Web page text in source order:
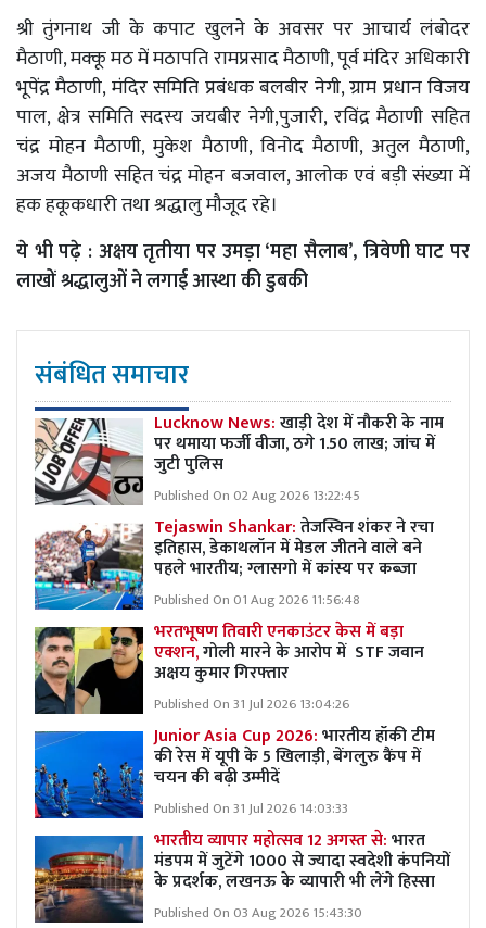
श्री तुंगनाथ जी के कपाट खुलने के अवसर पर आचार्य लंबोदर
मैठाणी, मक्कू मठ में मठापति रामप्रसाद मैठाणी, पूर्व मंदिर अधिकारी
भूपेंद्र मैठाणी, मंदिर समिति प्रबंधक बलबीर नेगी, ग्राम प्रधान विजय
पाल, क्षेत्र समिति सदस्य जयबीर नेगी,पुजारी, रविंद्र मैठाणी सहित
चंद्र मोहन मैठाणी, मुकेश मैठाणी, विनोद मैठाणी, अतुल मैठाणी,
अजय मैठाणी सहित चंद्र मोहन बजवाल, आलोक एवं बड़ी संख्या में
हक हकूकधारी तथा श्रद्धालु मौजूद रहे।
ये भी पढ़े : अक्षय तृतीया पर उमड़ा ‘महा सैलाब’, त्रिवेणी घाट पर
लाखों श्रद्धालुओं ने लगाई आस्था की डुबकी
संबंधित समाचार
Lucknow News:खाड़ी देश में नौकरी के नाम
पर थमाया फर्जी वीजा, ठगे 1.50 लाख; जांच में
जुटी पुलिस
Published On 02 Aug 2026 13:22:45
Tejaswin Shankar:तेजस्विन शंकर ने रचा
इतिहास, डेकाथलॉन में मेडल जीतने वाले बने
पहले भारतीय; ग्लासगो में कांस्य पर कब्जा
Published On 01 Aug 2026 11:56:48
भरतभूषण तिवारी एनकाउंटर केस में बड़ा
एक्शन,गोली मारने के आरोप में STF जवान
अक्षय कुमार गिरफ्तार
Published On 31 Jul 2026 13:04:26
Junior Asia Cup 2026:भारतीय हॉकी टीम
की रेस में यूपी के 5 खिलाड़ी, बेंगलुरु कैंप में
चयन की बढ़ी उम्मीदें
Published On 31 Jul 2026 14:03:33
भारतीय व्यापार महोत्सव 12 अगस्त से:भारत
मंडपम में जुटेंगे 1000 से ज्यादा स्वदेशी कंपनियों
के प्रदर्शक, लखनऊ के व्यापारी भी लेंगे हिस्सा
Published On 03 Aug 2026 15:43:30